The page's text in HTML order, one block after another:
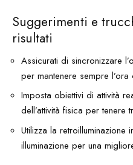
Suggerimenti e
risultati
Assicurati di sincronizzare
per mantenere sempre l’ora
Imposta obiettivi di attività
dell’attività fisica per
Utilizza la retroilluminazione
illuminazione per una